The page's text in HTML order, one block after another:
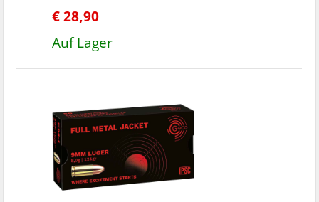
€ 28,90
Auf Lager